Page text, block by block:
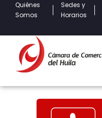
Quiénes
Somos
Sedes y
Horarios